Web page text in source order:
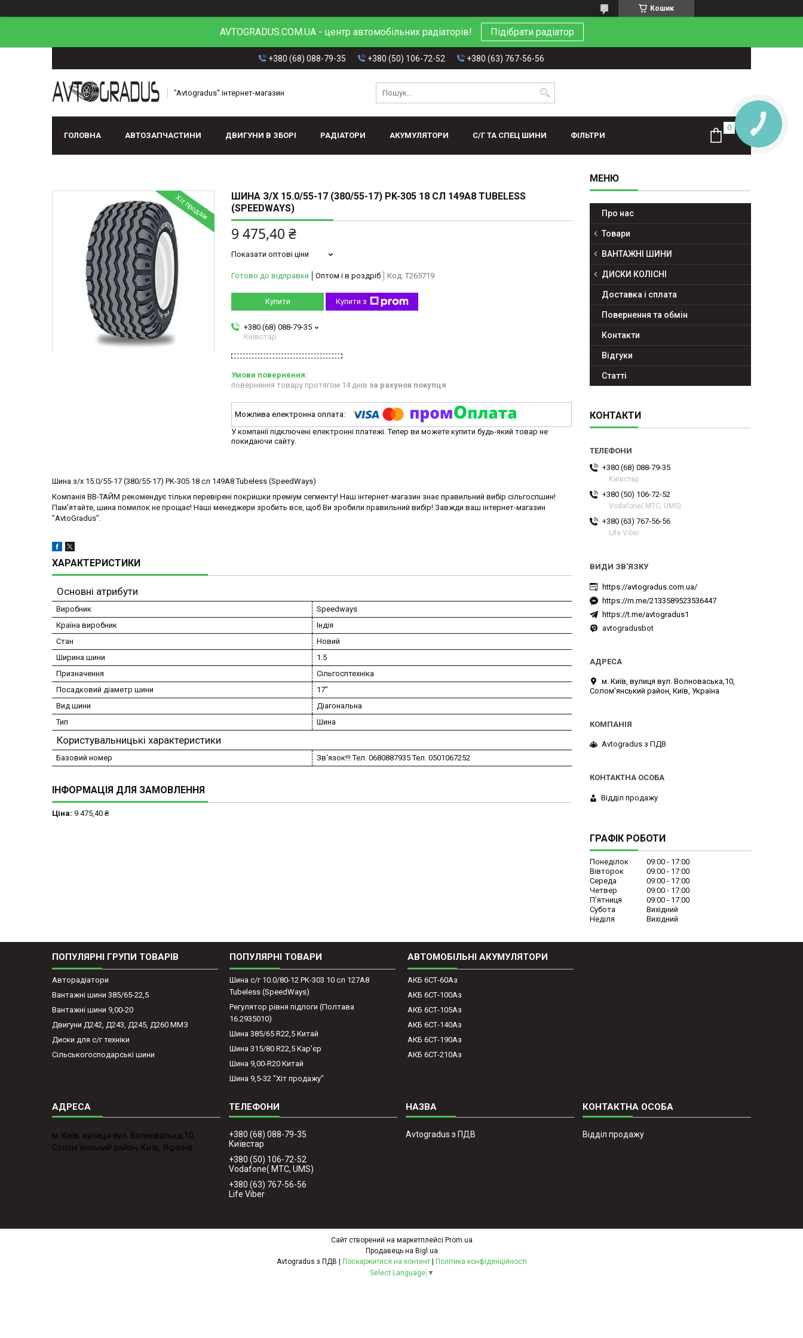
Кошик
AVTOGRADUS.COM.UA - центр автомобільних радіаторів! Підібрати радіатор
+380 (68) 088-79-35 +380 (50) 106-72-52 +380 (63) 767-56-56
"Avtogradus" інтернет-магазин
ГОЛОВНА АВТОЗАПЧАСТИНИ ДВИГУНИ В ЗБОРІ РАДІАТОРИ АКУМУЛЯТОРИ С/Г ТА СПЕЦ ШИНИ ФІЛЬТРИ
Хіт продаж
ШИНА З/Х 15.0/55-17 (380/55-17) PK-305 18 СЛ 149A8 TUBELESS
(SPEEDWAYS)
9 475,40 ₴
Показати оптові ціни
Готово до відправки Оптом і в роздріб Код: T265719
Купити Купити з
+380 (68) 088-79-35
Київстар
повернення товару протягом 14 днів за рахунок покупця
У компанії підключені електронні платежі. Тепер ви можете купити будь-який товар не
покидаючи сайту.
Шина з/х 15.0/55-17 (380/55-17) PK-305 18 сл 149A8 Tubeless (SpeedWays)
Компанія ВВ-ТАЙМ рекомендує тільки перевірені покришки преміум сегменту! Наш інтернет-магазин знає правильний вибір сільгоспшин!
Пам'ятайте, шина помилок не прощає! Наші менеджери зробить все, щоб Ви зробили правильний вибір! Завжди ваш інтернет-магазин
"AvtoGradus".
ХАРАКТЕРИСТИКИ
Основні атрибути
Виробник
Speedways
Країна виробник
Індія
Стан
Новий
Ширина шини
1.5
Призначення
Сільгосптехніка
Посадковий діаметр шини
17"
Вид шини
Діагональна
Тип
Шина
Користувальницькі характеристики
Базовий номер Зв'язок!!! Тел. 0680887935 Тел. 0501067252
ІНФОРМАЦІЯ ДЛЯ ЗАМОВЛЕННЯ
Ціна: 9 475,40 ₴
Про нас
Товари
ВАНТАЖНІ ШИНИ
ДИСКИ КОЛІСНІ
Доставка і сплата
Повернення та обмін
Контакти
Відгуки
Статті
КОНТАКТИ
+380 (68) 088-79-35
Київстар
+380 (50) 106-72-52
Vodafone( МТС, UMS)
+380 (63) 767-56-56
Life Viber
https://avtogradus.com.ua/
https://m.me/2133589523536447
https://t.me/avtogradus1
avtogradusbot
м. Київ, вулиця вул. Волноваська,10,
Солом'янський район, Київ, Україна
Avtogradus з ПДВ
Відділ продажу
ГРАФІК РОБОТИ
Понеділок 09:00
17:00
Вівторок
09:00
17:00
Середа
09:00
17:00
Четвер
09:00
17:00
Пʼятниця
09:00
17:00
Субота
Вихідний
Неділя
Вихідний
ПОПУЛЯРНІ ГРУПИ ТОВАРІВ
Авторадіатори
Вантажні шини 385/65-22,5
Вантажні шини 9,00-20
Двигуни Д242, Д243, Д245, Д260 ММЗ
Диски для с/г техніки
Сільськогосподарські шини
ПОПУЛЯРНІ ТОВАРИ
Шина с/г 10.0/80-12 PK-303 10 сл 127A8
Tubeless (SpeedWays)
Регулятор рівня підлоги (Полтава
16.2935010)
Шина 385/65 R22,5 Китай
Шина 315/80 R22,5 Кар'єр
Шина 9,00-R20 Китай
Шина 9,5-32 "Хіт продажу"
АВТОМОБІЛЬНІ АКУМУЛЯТОРИ
АКБ 6СТ-60Аз
АКБ 6СТ-100Аз
АКБ 6СТ-105Аз
АКБ 6СТ-140Аз
АКБ 6СТ-190Аз
АКБ 6СТ-210Аз
м. Київ, вулиця вул. Волноваська,10,
Солом'янський район, Київ, Україна
+380 (68) 088-79-35
Київстар
+380 (50) 106-72-52
Vodafone( МТС, UMS)
+380 (63) 767-56-56
Life Viber
Avtogradus з ПДВ Відділ продажу
Сайт створений на маркетплейсі Prom.ua
Продавець на Bigl.ua
Поскаржитися на контент
Політика конфіденційності
Select Language ▼
КНОПКА
ЗВ'ЯЗКУ